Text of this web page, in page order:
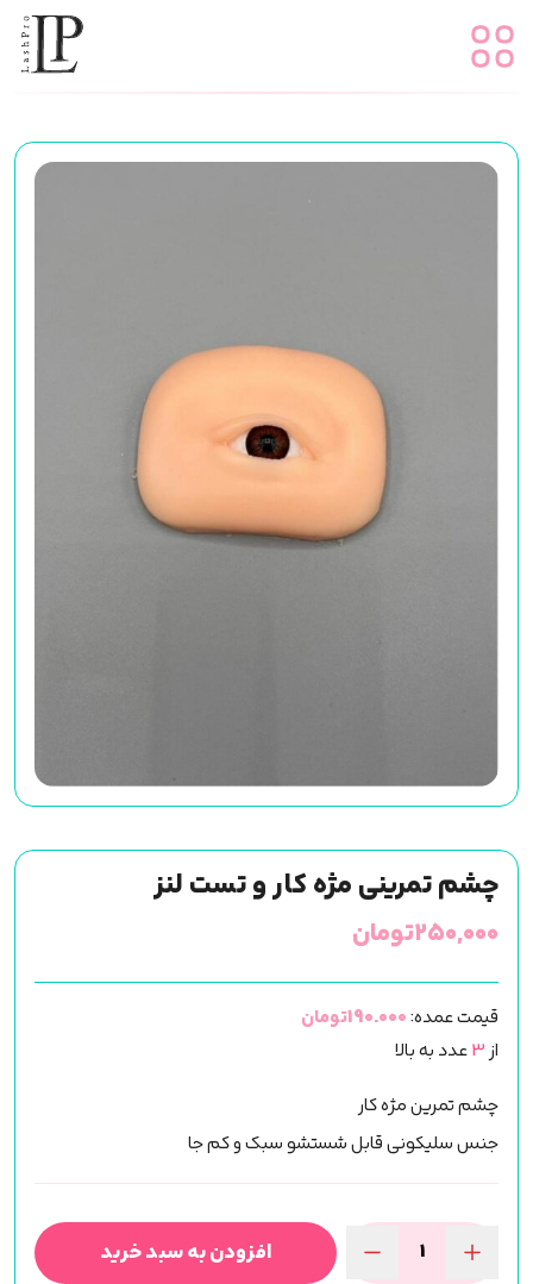
چشم تمرینی مژه کار و تست لنز
۲۵۰,۰۰۰تومان
قیمت عمده:190.000تومان
از 3عدد به بالا
چشم تمرین مژه کار
جنس سلیکونی قابل شستشو سبک و کم جا
چشم
افزودن به سبد خرید